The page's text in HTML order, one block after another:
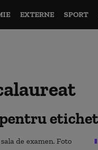
EXTERNE SPORT